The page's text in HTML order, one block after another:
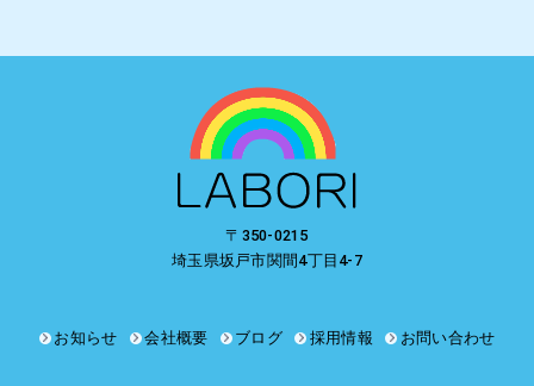
〒350-0215
埼玉県坂戸市関間4丁目4-7
お知らせ 会社概要 ブログ 採用情報 お問い合わせ